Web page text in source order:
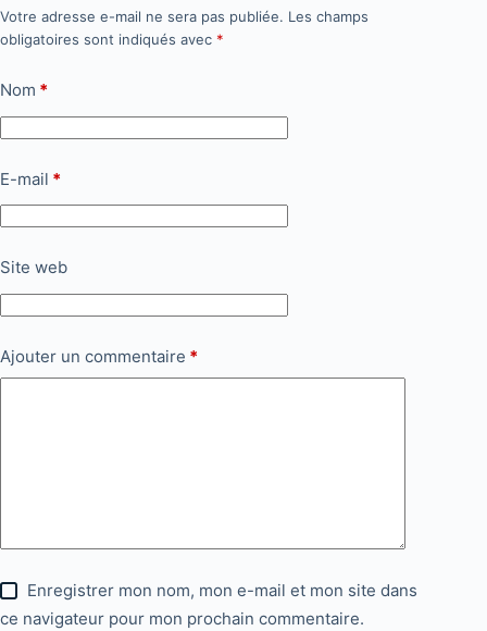
Votre adresse e-mail ne sera pas publiée. Les champs
obligatoires sont indiqués avec *
Nom *
E-mail *
Site web
Ajouter un commentaire *
Enregistrer mon nom, mon e-mail et mon site dans
ce navigateur pour mon prochain commentaire.